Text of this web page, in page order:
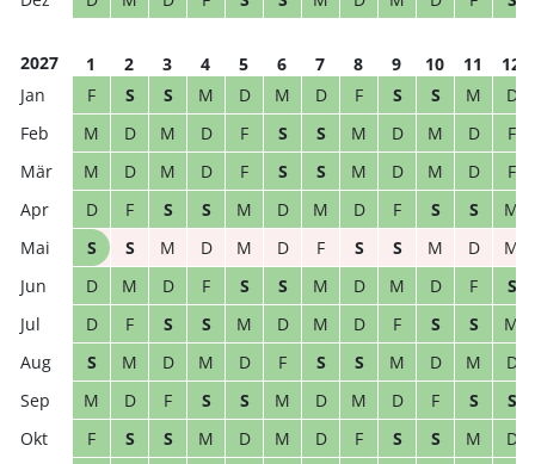
2027 1 2 3 4 5 6 7 8 9 10 11
12
F
S S M D M D F S S M
D
M
D M D F S S M D M D
F
M
D M D F S S M D M D
F
D
F S S M D M D F S S
M
S
S M D M D F S S M D
M
D
M D F S S M D M D F
S
D
F S S M D M D F S S
M
S
M D M D F S S M D M
D
M
D F S S M D M D F S
S
F
S S M D M D F S S M
D